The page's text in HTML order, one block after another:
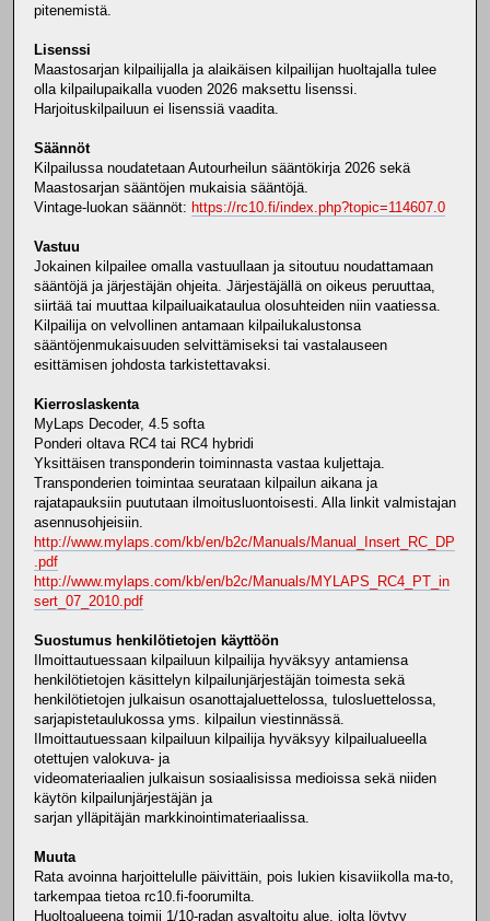
pitenemistä.
Lisenssi
Maastosarjan kilpailijalla ja alaikäisen kilpailijan huoltajalla tulee
olla kilpailupaikalla vuoden 2026 maksettu lisenssi.
Harjoituskilpailuun ei lisenssiä vaadita.
Säännöt
Kilpailussa noudatetaan Autourheilun sääntökirja 2026 sekä
Maastosarjan sääntöjen mukaisia sääntöjä.
Vintage-luokan säännöt: https://rc10.fi/index.php?topic=114607.0
Vastuu
Jokainen kilpailee omalla vastuullaan ja sitoutuu noudattamaan
sääntöjä ja järjestäjän ohjeita. Järjestäjällä on oikeus peruuttaa,
siirtää tai muuttaa kilpailuaikataulua olosuhteiden niin vaatiessa.
Kilpailija on velvollinen antamaan kilpailukalustonsa
sääntöjenmukaisuuden selvittämiseksi tai vastalauseen
esittämisen johdosta tarkistettavaksi.
Kierroslaskenta
MyLaps Decoder, 4.5 softa
Ponderi oltava RC4 tai RC4 hybridi
Yksittäisen transponderin toiminnasta vastaa kuljettaja.
Transponderien toimintaa seurataan kilpailun aikana ja
rajatapauksiin puututaan ilmoitusluontoisesti. Alla linkit valmistajan
asennusohjeisiin.
http://www.mylaps.com/kb/en/b2c/Manuals/Manual_Insert_RC_DP
.pdf
http://www.mylaps.com/kb/en/b2c/Manuals/MYLAPS_RC4_PT_in
sert_07_2010.pdf
Suostumus henkilötietojen käyttöön
Ilmoittautuessaan kilpailuun kilpailija hyväksyy antamiensa
henkilötietojen käsittelyn kilpailunjärjestäjän toimesta sekä
henkilötietojen julkaisun osanottajaluettelossa, tulosluettelossa,
sarjapistetaulukossa yms. kilpailun viestinnässä.
Ilmoittautuessaan kilpailuun kilpailija hyväksyy kilpailualueella
otettujen valokuva- ja
videomateriaalien julkaisun sosiaalisissa medioissa sekä niiden
käytön kilpailunjärjestäjän ja
sarjan ylläpitäjän markkinointimateriaalissa.
Muuta
Rata avoinna harjoittelulle päivittäin, pois lukien kisaviikolla ma-to,
tarkempaa tietoa rc10.fi-foorumilta.
Huoltoalueena toimii 1/10-radan asvaltoitu alue, jolta löytyy